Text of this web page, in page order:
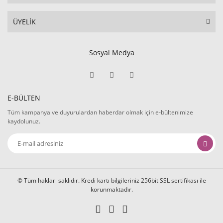
ÜYELİK
Sosyal Medya
E-BÜLTEN
Tüm kampanya ve duyurulardan haberdar olmak için e-bültenimize
kaydolunuz.
© Tüm hakları saklıdır. Kredi kartı bilgileriniz 256bit SSL sertifikası ile
korunmaktadır.